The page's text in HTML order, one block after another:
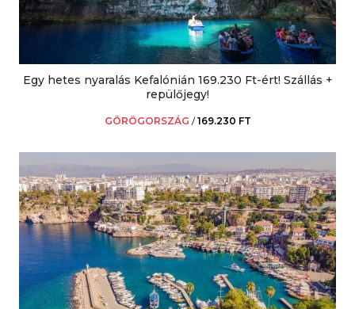
Egy hetes nyaralás Kefalónián 169.230 Ft-ért! Szállás +
repülőjegy!
GÖRÖGORSZÁG /169.230 FT